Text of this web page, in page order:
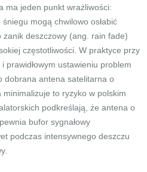
ma jeden punkt wrażliwości:
mogą chwilowo osłabić
zanik deszczowy (ang. rain fade)
częstotliwości. W praktyce przy
prawidłowym ustawieniu problem
dobrana antena satelitarna o
to ryzyko w polskim
podkreślają, że antena o
bufor sygnałowy
podczas intensywnego deszczu